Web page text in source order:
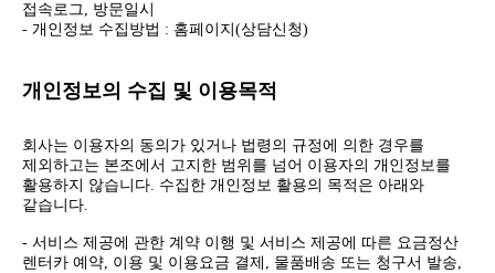
접속로그, 방문일시
- 개인정보 수집방법 : 홈페이지(상담신청)
개인정보의 수집 및 이용목적
회사는 이용자의 동의가 있거나 법령의 규정에 의한 경우를
제외하고는 본조에서 고지한 범위를 넘어 이용자의 개인정보를
활용하지 않습니다. 수집한 개인정보 활용의 목적은 아래와
같습니다.
- 서비스 제공에 관한 계약 이행 및 서비스 제공에 따른 요금정산
렌터카 예약, 이용 및 이용요금 결제, 물품배송 또는 청구서 발송,